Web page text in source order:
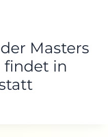
Masters
findet in